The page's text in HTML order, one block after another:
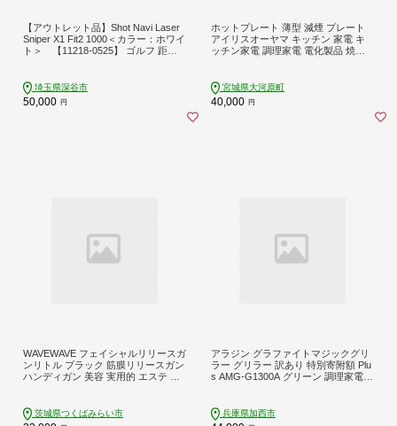
【アウトレット品】Shot Navi Laser
Sniper X1 Fit2 1000＜カラー：ホワイ
ト＞ 【11218-0525】 ゴルフ 距離
腕時計 日本製
埼玉県深谷市
50,000 円
ホットプレート 薄型 減煙 プレート
アイリスオーヤマ キッチン 家電 キ
ッチン家電 調理家電 電化製品 焼肉 B
レート 減煙グリルプレート IHU-A10-
B アイリス 宮城県 大河原町
宮城県大河原町
40,000 円
WAVEWAVE フェイシャルリリースガ
ンリトル ブラック 筋膜リリースガン
ハンディガン 美容 実用的 エステ マ
の日 父の日 敬老の日 [AG155-NT]
茨城県つくばみらい市
アラジン グラファイトマジックグリ
ラー グリラー 訳あり 特別寄附額 Plu
s AMG-G1300A グリーン 調理家電
上プレート グリルプレート
兵庫県加西市